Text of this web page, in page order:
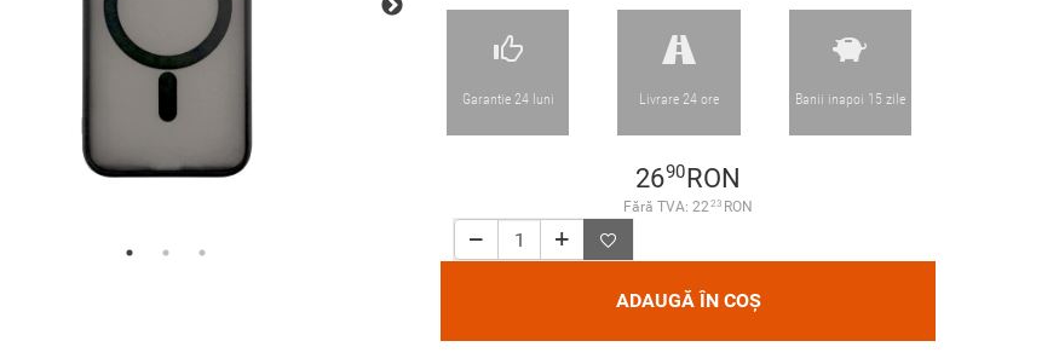
Garantie 24 luni Livrare 24 ore Banii inapoi 15 zile
2690RON
Fără TVA: 2223 RON
ADAUGĂ ÎN COȘ